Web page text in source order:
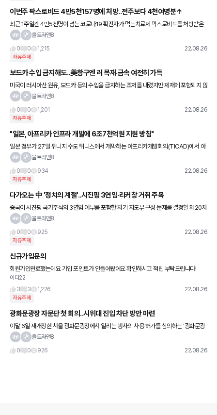
이번주 팍스로비드 4만5천157명에 처방..전주보다 4천여명분↑
최근 1주일간 4만5천명이 넘는 코로나19 확진자가 먹는치료제 팍스로비드를 처방받은
것으로 집계됐다. 26일 중앙방역대책본부에 따르면, 미국 화이자의 코로나19 먹는치료
울트라맨8
0
0 1,215 22.08.26
자유주제
보드카 수입 금지해도..美항구엔 러 목재·금속 여전히 가득
미국이 러시아산 원유, 보드카 등의 수입을 금지하는 조처를 내렸지만 제재에 포함되지 않
거나 규제를 교묘히 피한 많은 러시아 상품이 여전히 미국으로 향하고 있다고 AP 통신이
울트라맨8
0
0 1,201 22.08.26
자유주제
"일본, 아프리카 인프라 개발에 6조7천억원 지원 방침"
일본 정부가 27일 튀니지 수도 튀니스에서 개막하는 아프리카개발회의(TICAD)에서 아
프리카 항만, 도로 등 인프라 개발에 최대 50억달러(약 6조7천억원)를 지원할 방침을 굳
울트라맨8
0
0 934 22.08.26
자유주제
다가오는 中 '정치의 계절'..시진핑 3연임·리커창 거취 주목
중국이 시진핑 국가주석의 3연임 여부를 포함한 차기 지도부 구성 문제를 결정할 제20차
공산당 전국대표대회(당 대회) 국면으로 돌입한 양상이다. '죽의 장막'에 가려진 중국 정가
울트라맨8
0
0 925 22.08.26
자유주제
신규가입문의
회원가입완료했는데요 가입 포인트가 안들어왔어요 확인하시고 적립 부탁드립니다!
이디22
3
3 1,226 22.08.26
자유주제
광화문광장 자문단 첫 회의..시위대 진입 차단 방안 마련
이달 6일 재개장한 서울 광화문광장에서 열리는 행사의 사용 허가를 심의하는 ‘광화문광
장 자문단’ 첫 회의가 열렸다. 회의에서는 4개의 행사를 허가하고, 시위대 진입 차단 방안
울트라맨8
0
0 926 22.08.26